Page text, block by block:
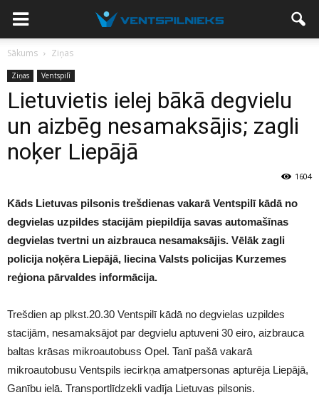
Sākums Ziņas
Ziņas Ventspilī
Lietuvietis ielej bākā degvielu
un aizbēg nesamaksājis; zagli
noķer Liepājā
1604
Kāds Lietuvas pilsonis trešdienas vakarā Ventspilī kādā no
degvielas uzpildes stacijām piepildīja savas automašīnas
degvielas tvertni un aizbrauca nesamaksājis. Vēlāk zagli
policija noķēra Liepājā, liecina Valsts policijas Kurzemes
reģiona pārvaldes informācija.
Trešdien ap plkst.20.30 Ventspilī kādā no degvielas uzpildes
stacijām, nesamaksājot par degvielu aptuveni 30 eiro, aizbrauca
baltas krāsas mikroautobuss Opel. Tanī pašā vakarā
mikroautobusu Ventspils iecirkņa amatpersonas apturēja Liepājā,
Ganību ielā. Transportlīdzekli vadīja Lietuvas pilsonis.